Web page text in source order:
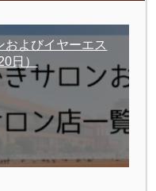
よびイヤーエス
日）